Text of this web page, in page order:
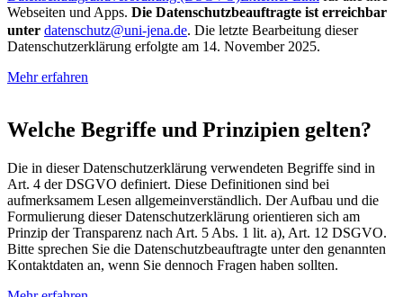
Webseiten und Apps. Die Datenschutzbeauftragte ist erreichbar
unter datenschutz@uni-jena.de. Die letzte Bearbeitung dieser
Datenschutzerklärung erfolgte am 14. November 2025.
Mehr erfahren
Welche Begriffe und Prinzipien gelten?
Die in dieser Datenschutzerklärung verwendeten Begriffe sind in
Art. 4 der DSGVO definiert. Diese Definitionen sind bei
aufmerksamem Lesen allgemeinverständlich. Der Aufbau und die
Formulierung dieser Datenschutzerklärung orientieren sich am
Prinzip der Transparenz nach Art. 5 Abs. 1 lit. a), Art. 12 DSGVO.
Bitte sprechen Sie die Datenschutzbeauftragte unter den genannten
Kontaktdaten an, wenn Sie dennoch Fragen haben sollten.